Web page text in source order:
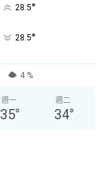
28.5°
28.5°
4 %
週一
35°
週二
34°